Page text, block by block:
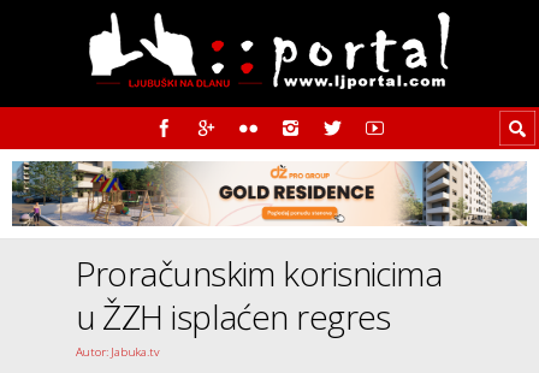
Proračunskim korisnicima
u ŽZH isplaćen regres
Autor: Jabuka.tv